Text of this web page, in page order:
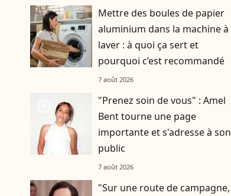
Mettre des boules de papier
aluminium dans la machine à
laver : à quoi ça sert et
pourquoi c’est recommandé
7 août 2026
"Prenez soin de vous" : Amel
Bent tourne une page
importante et s'adresse à son
public
7 août 2026
"Sur une route de campagne,